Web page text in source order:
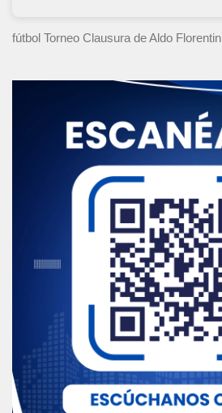
fútbol Torneo Clausura de Aldo Florentin